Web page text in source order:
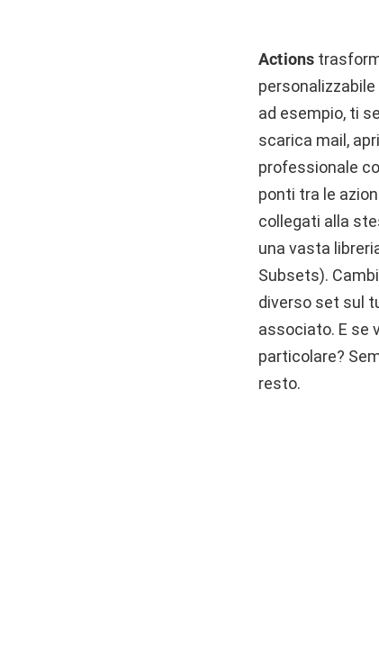
Actions
ad esempio, ti
scarica mail,
professionale
ponti tra le
collegati alla
una vasta
Subsets).
diverso set sul
associato. E se
particolare?
resto.